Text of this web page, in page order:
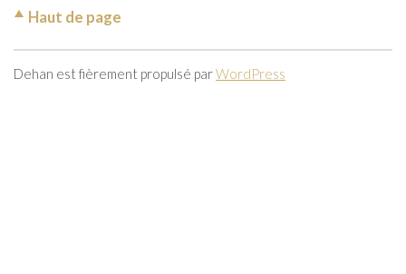
Haut de page
Dehan est fièrement propulsé parWordPress